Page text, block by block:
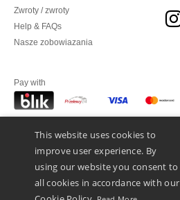
Zwroty / zwroty
Help & FAQs
Nasze zobowiazania
Pay with
We ship with
This website uses cookies to
improve user experience. By
using our website you consent to
all cookies in accordance with our